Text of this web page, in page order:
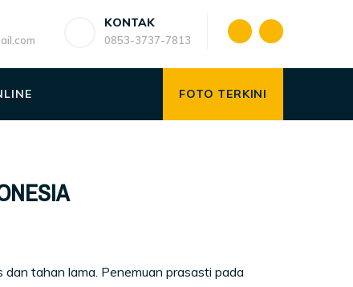
KONTAK
0853-3737-7813
FOTO TERKINI
tahan lama. Penemuan prasasti pada